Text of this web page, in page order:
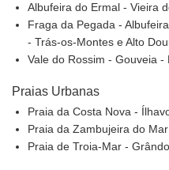
Albufeira do Ermal - Vieira
Fraga da Pegada -
- Trás-os-Montes e Alto
Vale do Rossim - Gouveia -
Praias Urbanas
Praia da Costa Nova -
Praia da Zambujeira do
Praia de Troia-Mar -